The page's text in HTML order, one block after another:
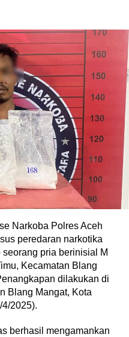
Narkoba Polres Aceh
peredaran narkotika
pria berinisial M
Kecamatan Blang
dilakukan di
Blang Mangat, Kota
2025).
berhasil mengamankan